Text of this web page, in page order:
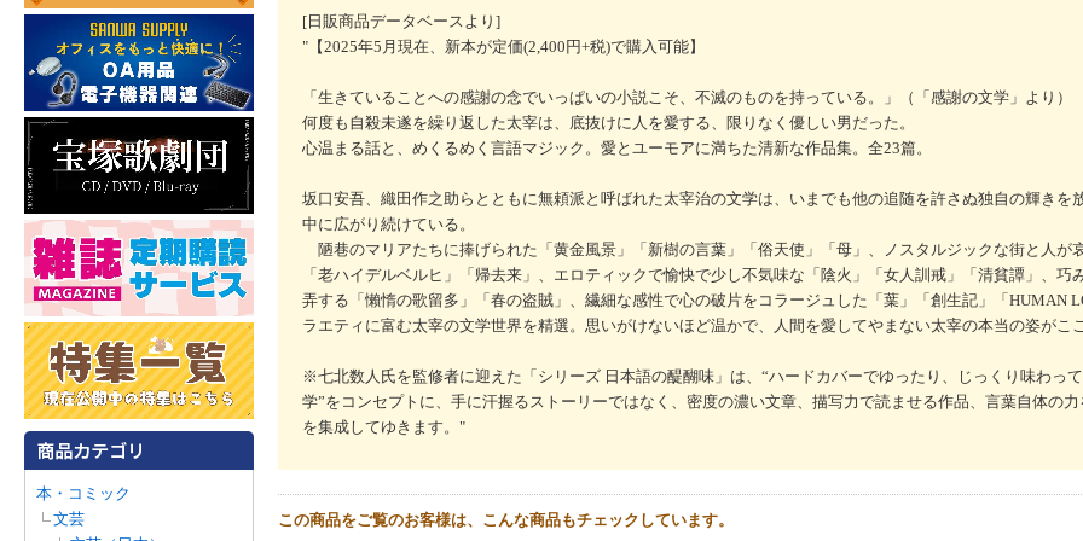
本・コミック
文芸
[日販商品データベースより]
"【2025年5月現在、新本が定価(2,400円+税)で購入可能】
「生きていることへの感謝の念でいっぱいの小説こそ、不滅のものを持っている。」（「感謝の文学」より）
何度も自殺未遂を繰り返した太宰は、底抜けに人を愛する、限りなく優しい男だった。
心温まる話と、めくるめく言語マジック。愛とユーモアに満ちた清新な作品集。全23篇。
坂口安吾、織田作之助らとともに無頼派と呼ばれた太宰治の文学は、いまでも他の追随を許さぬ独自の輝きを
中に広がり続けている。
陋巷のマリアたちに捧げられた「黄金風景」「新樹の言葉」「俗天使」「母」、ノスタルジックな街と人が
「老ハイデルベルヒ」「帰去来」、エロティックで愉快で少し不気味な「陰火」「女人訓戒」「清貧譚」、巧
弄する「懶惰の歌留多」「春の盗賊」、繊細な感性で心の破片をコラージュした「葉」「創生記」「HUMAN
ラエティに富む太宰の文学世界を精選。思いがけないほど温かで、人間を愛してやまない太宰の本当の姿がこ
※七北数人氏を監修者に迎えた「シリーズ 日本語の醍醐味」は、“ハードカバーでゆったり、じっくり味わっ
学”をコンセプトに、手に汗握るストーリーではなく、密度の濃い文章、描写力で読ませる作品、言葉自体の
を集成してゆきます。"
この商品をご覧のお客様は、こんな商品もチェックしています。